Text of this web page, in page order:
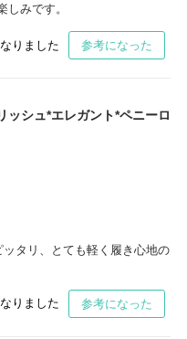
みです。
りました 参考になった
ッシュ*エレガント*ペニーロ
タリ、とても軽く履き心地の
りました 参考になった